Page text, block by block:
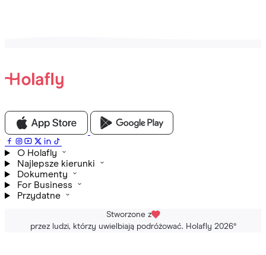
O Holafly
Najlepsze kierunki
Dokumenty
For Business
Przydatne
Stworzone z
przez ludzi, którzy uwielbiają podróżować. Holafly 2026®